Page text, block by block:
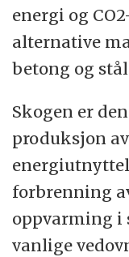
energi og
alternative
betong og
Skogen er
produksjon
forbrenning
oppvarming i
vanlige